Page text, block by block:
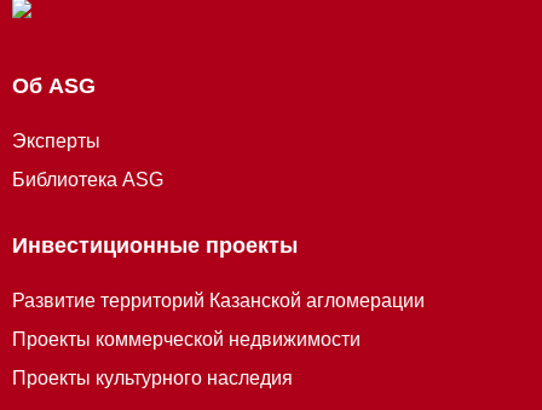
Об ASG
Эксперты
Библиотека ASG
Инвестиционные проекты
Развитие территорий Казанской агломерации
Проекты коммерческой недвижимости
Проекты культурного наследия